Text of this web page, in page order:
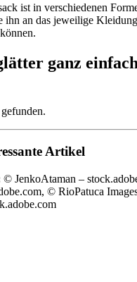
ist in verschiedenen
ihn an das jeweilige
ganz
Artikel
© JenkoAtaman –
© RioPatuca